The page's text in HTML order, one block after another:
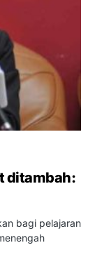
ditambah:
bagi pelajaran